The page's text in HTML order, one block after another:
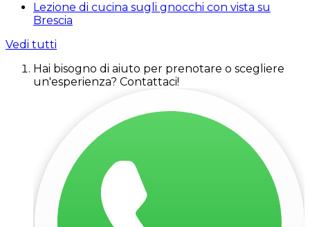
Lezione di cucina sugli gnocchi con vista su
Brescia
Vedi tutti
Hai bisogno di aiuto per prenotare o scegliere
un'esperienza? Contattaci!